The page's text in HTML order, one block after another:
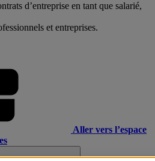
d’entreprise en tant que salarié,
et entreprises.
Aller vers l’espace